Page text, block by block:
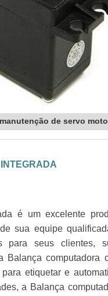
de servo
é um excelente
sua equipe
para seus clientes,
Balança computadora
etiquetar e
a Balança